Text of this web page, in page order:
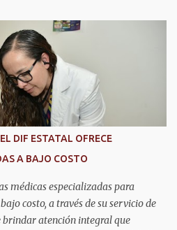
DIF ESTATAL OFRECE
A BAJO COSTO
médicas especializadas para
costo, a través de su servicio de
atención integral que